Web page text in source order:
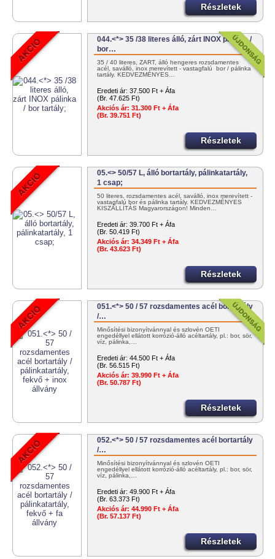
Részletek
044.<*> 35 /38 literes álló, zárt INOX pálinka /
bor…
35 / 40 literes, ZÁRT, álló hengeres rozsdamentes
acél, saválló, inox merevített - vastagfalú bor / pálinka
tartály. KEDVEZMÉNYES…
Eredeti ár: 37.500 Ft + Áfa
(Br. 47.625 Ft)
Akciós ár: 31.300 Ft + Áfa
(Br. 39.751 Ft)
Részletek
05.<> 50/57 L, álló bortartály, pálinkatartály,
1 csap;
50 literes, rozsdamentes acél, saválló, inox merevített -
vastagfalú bor és pálinka tartály. KEDVEZMÉNYES
KISZÁLLÍTÁS Magyarországon! Minden…
Eredeti ár: 39.700 Ft + Áfa
(Br. 50.419 Ft)
Akciós ár: 34.349 Ft + Áfa
(Br. 43.623 Ft)
Részletek
051.<*> 50 / 57 rozsdamentes acél bortartály
/…
Minősítési bizonyítvánnyal és szlovén OÉTI
engedéllyel ellátott korrózió-álló acéltartály, pl.: bor, sör,
víz, pálinka,…
Eredeti ár: 44.500 Ft + Áfa
(Br. 56.515 Ft)
Akciós ár: 39.990 Ft + Áfa
(Br. 50.787 Ft)
Részletek
052.<*> 50 / 57 rozsdamentes acél bortartály
/…
Minősítési bizonyítvánnyal és szlovén OÉTI
engedéllyel ellátott korrózió-álló acéltartály, pl.: bor, sör,
víz, pálinka,…
Eredeti ár: 49.900 Ft + Áfa
(Br. 63.373 Ft)
Akciós ár: 44.990 Ft + Áfa
(Br. 57.137 Ft)
Részletek